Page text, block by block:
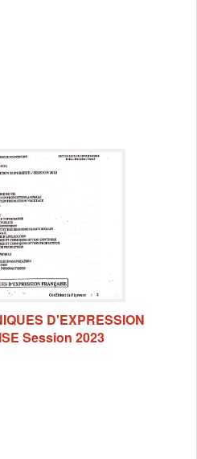
D'EXPRESSION
Session 2023